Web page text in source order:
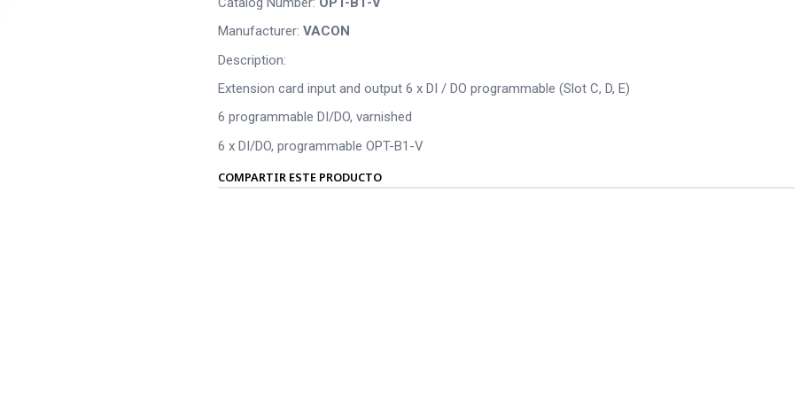
Manufacturer: VACON
Description:
Extension card input and output 6 x DI / DO programmable (Slot C, D, E)
6 programmable DI/DO, varnished
6 x DI/DO, programmable OPT-B1-V
COMPARTIR ESTE PRODUCTO